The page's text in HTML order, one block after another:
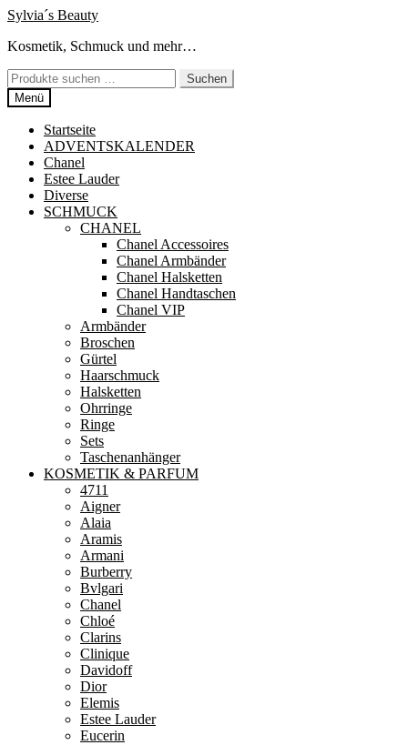
Zur
springen
Zum
springen
Sylvia´s Beauty
Kosmetik, Schmuck und mehr…
Suchen
nach:
Suchen
Menü
Startseite
ADVENTSKALENDER
Chanel
Estee Lauder
Diverse
SCHMUCK
CHANEL
Chanel Accessoires
Chanel Armbänder
Chanel Halsketten
Chanel Handtaschen
Chanel VIP
Armbänder
Broschen
Gürtel
Haarschmuck
Halsketten
Ohrringe
Ringe
Sets
Taschenanhänger
KOSMETIK & PARFUM
4711
Aigner
Alaia
Aramis
Armani
Burberry
Bvlgari
Chanel
Chloé
Clarins
Clinique
Davidoff
Dior
Elemis
Estee Lauder
Eucerin